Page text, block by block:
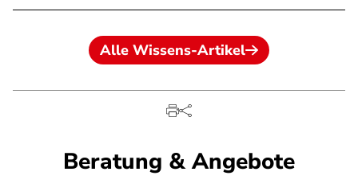
Alle Wissens-Artikel
Beratung & Angebote